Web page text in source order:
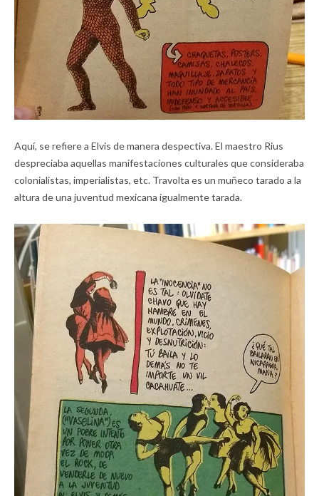
Aquí, se refiere a Elvis de manera despectiva. El maestro Rius
despreciaba aquellas manifestaciones culturales que consideraba
colonialistas, imperialistas, etc. Travolta es un muñeco tarado a la
altura de una juventud mexicana igualmente tarada.